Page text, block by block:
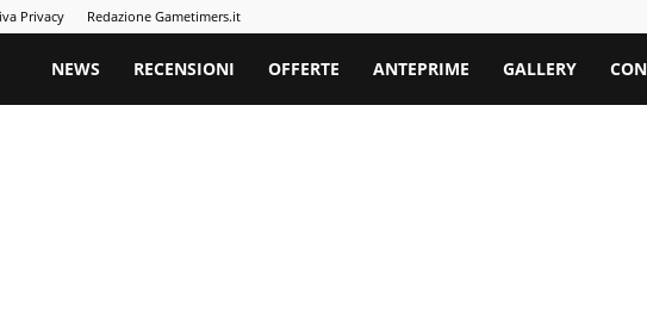
Privacy Redazione Gametimers.it
Gametimers
NEWS RECENSIONI OFFERTE ANTEPRIME GALLERY